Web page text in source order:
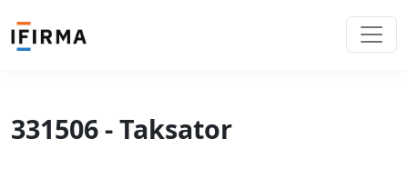
331506 - Taksator